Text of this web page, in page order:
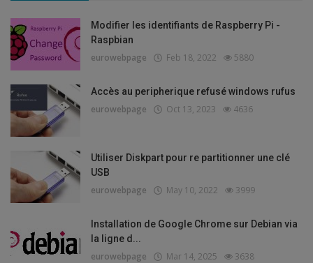
Modifier les identifiants de Raspberry Pi -
Raspbian
eurowebpage Feb 18, 2022 5880
Accès au peripherique refusé windows rufus
eurowebpage Oct 13, 2023 4636
Utiliser Diskpart pour re partitionner une clé
USB
eurowebpage May 10, 2022 3999
Installation de Google Chrome sur Debian via
la ligne d...
eurowebpage Mar 14, 2025 3638